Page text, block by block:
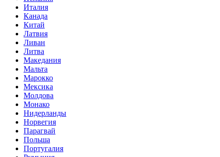
Италия
Канада
Китай
Латвия
Ливан
Литва
Македания
Мальта
Марокко
Мексика
Молдова
Монако
Нидерланды
Норвегия
Парагвай
Польша
Португалия